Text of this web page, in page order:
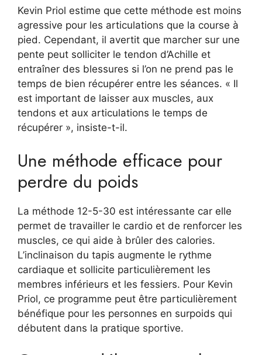
Kevin Priol estime que cette méthode est moins
agressive pour les articulations que la course à
pied. Cependant, il avertit que marcher sur une
pente peut solliciter le tendon d’Achille et
entraîner des blessures si l’on ne prend pas le
temps de bien récupérer entre les séances. « Il
est important de laisser aux muscles, aux
tendons et aux articulations le temps de
récupérer », insiste-t-il.
Une méthode efficace pour
perdre du poids
La méthode 12-5-30 est intéressante car elle
permet de travailler le cardio et de renforcer les
muscles, ce qui aide à brûler des calories.
L’inclinaison du tapis augmente le rythme
cardiaque et sollicite particulièrement les
membres inférieurs et les fessiers. Pour Kevin
Priol, ce programme peut être particulièrement
bénéfique pour les personnes en surpoids qui
débutent dans la pratique sportive.